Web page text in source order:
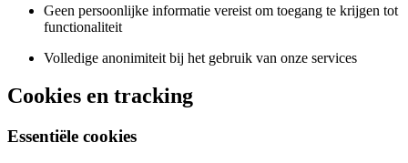
Geen persoonlijke informatie vereist om toegang te krijgen tot
functionaliteit
Volledige anonimiteit bij het gebruik van onze services
Cookies en tracking
Essentiële cookies